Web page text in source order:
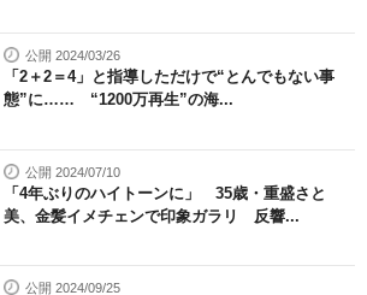
公開 2024/03/26
「2＋2＝4」と指導しただけで“とんでもない事
態”に…… “1200万再生”の海...
公開 2024/07/10
「4年ぶりのハイトーンに」 35歳・重盛さと
美、金髪イメチェンで印象ガラリ 反響...
公開 2024/09/25